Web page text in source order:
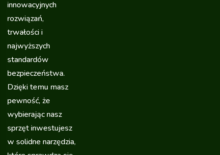
innowacyjnych
rozwiązań,
trwałości i
najwyższych
standardów
bezpieczeństwa.
Dzięki temu masz
pewność, że
wybierając nasz
sprzęt inwestujesz
w solidne narzędzia,